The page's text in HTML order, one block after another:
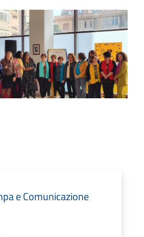
e Comunicazione